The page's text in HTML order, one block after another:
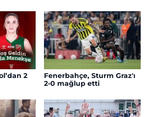
2
Fenerbahçe, Sturm Graz'ı
2-0 mağlup etti